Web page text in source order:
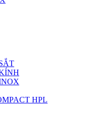
HPL